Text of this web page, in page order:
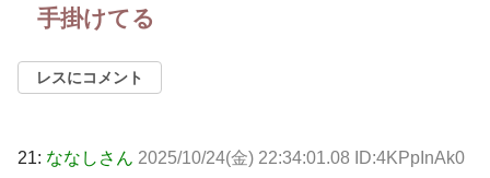
手掛けてる
レスにコメント
21: ななしさん 2025/10/24(金) 22:34:01.08 ID:4KPpInAk0